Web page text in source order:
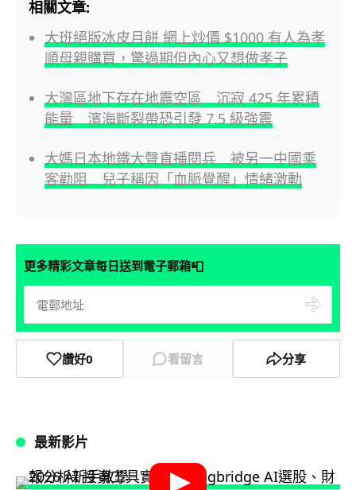
相關文章:
大班絕版冰皮月餅 網上炒價 $1000 有人為孝
順母親購買，驚過期但內心又想做孝子
大灣區地下存在地震空區 沉寂 425 年累積
能量 濱海斷裂帶恐引發 7.5 級強震
大媽日本地鐵大聲直播閱兵 被另一中國乘
客勸阻 兒子稱因「血脈覺醒」情緒激動
更多精彩文章每日送到電子郵箱📮
讚好0 看留言 分享
最新影片